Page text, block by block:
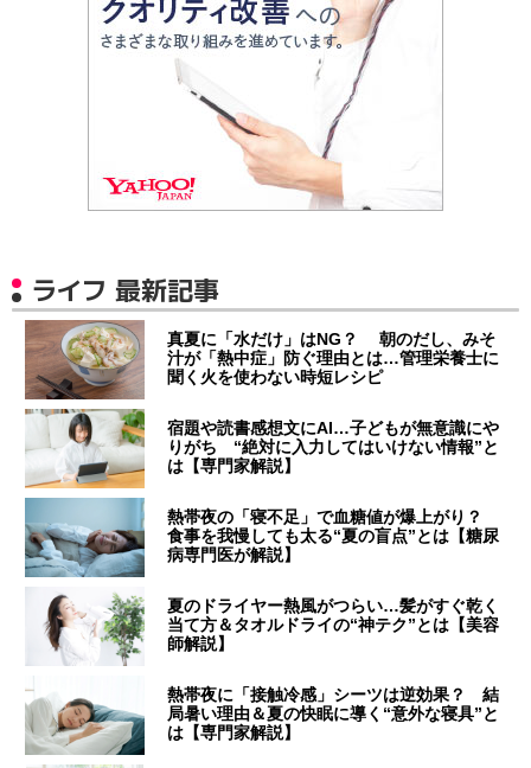
ライフ 最新記事
真夏に「水だけ」はNG？ 朝のだし、みそ
汁が「熱中症」防ぐ理由とは…管理栄養士に
聞く火を使わない時短レシピ
宿題や読書感想文にAI…子どもが無意識にや
りがち “絶対に入力してはいけない情報”と
は【専門家解説】
熱帯夜の「寝不足」で血糖値が爆上がり？
食事を我慢しても太る“夏の盲点”とは【糖尿
病専門医が解説】
夏のドライヤー熱風がつらい…髪がすぐ乾く
当て方＆タオルドライの“神テク”とは【美容
師解説】
熱帯夜に「接触冷感」シーツは逆効果？ 結
局暑い理由＆夏の快眠に導く“意外な寝具”と
は【専門家解説】